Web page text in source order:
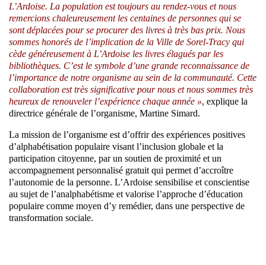
L’Ardoise. La population est toujours au rendez-vous et nous
remercions chaleureusement les centaines de personnes qui se
sont déplacées pour se procurer des livres à très bas prix. Nous
sommes honorés de l’implication de la Ville de Sorel-Tracy qui
cède généreusement à L’Ardoise les livres élagués par les
bibliothèques. C’est le symbole d’une grande reconnaissance de
l’importance de notre organisme au sein de la communauté. Cette
collaboration est très significative pour nous et nous sommes très
heureux de renouveler l’expérience chaque année », explique la
directrice générale de l’organisme, Martine Simard.
La mission de l’organisme est d’offrir des expériences positives
d’alphabétisation populaire visant l’inclusion globale et la
participation citoyenne, par un soutien de proximité et un
accompagnement personnalisé gratuit qui permet d’accroître
l’autonomie de la personne. L’Ardoise sensibilise et conscientise
au sujet de l’analphabétisme et valorise l’approche d’éducation
populaire comme moyen d’y remédier, dans une perspective de
transformation sociale.